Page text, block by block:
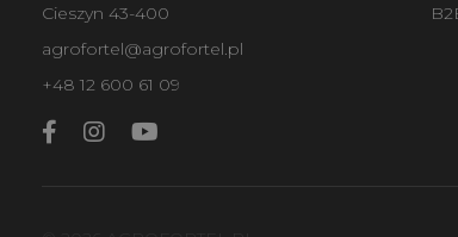
Cieszyn 43-400
agrofortel@agrofortel.pl
+48 12 600 61 09